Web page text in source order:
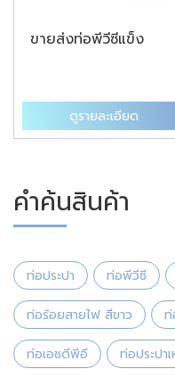
ขายส่งท่อพีวีซีแข็ง
ดูรายละเอียด
คำค้นสินค้า
ท่อประปา ท่อพีวีซี
ท่อร้อยสายไฟ สีขาว ท่
ท่อเอชดีพีอี ท่อประปา